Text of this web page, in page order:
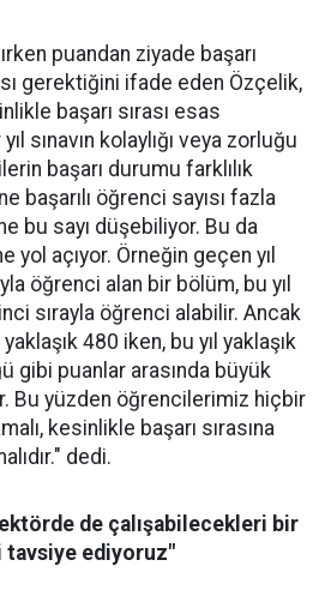
puandan ziyade başarı
gerektiğini ifade eden Özçelik,
başarı sırası esas
sınavın kolaylığı veya zorluğu
başarı durumu farklılık
başarılı öğrenci sayısı fazla
bu sayı düşebiliyor. Bu da
yol açıyor. Örneğin geçen yıl
öğrenci alan bir bölüm, bu yıl
sırayla öğrenci alabilir. Ancak
480 iken, bu yıl yaklaşık
gibi puanlar arasında büyük
Bu yüzden öğrencilerimiz hiçbir
kesinlikle başarı sırasına
dedi.
de çalışabilecekleri bir
tavsiye ediyoruz"